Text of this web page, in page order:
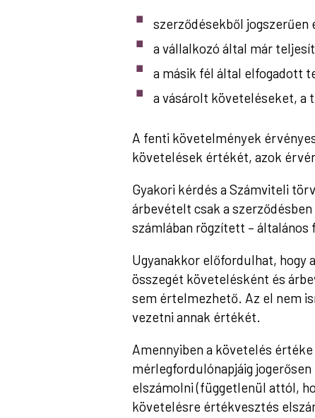
szerződésekből jogszerűen
a vállalkozó által már
a másik fél által elfogadott
a vásárolt követeléseket, a
A fenti követelmények
követelések értékét, azok
Gyakori kérdés a Számviteli
árbevételt csak a
számlában rögzített – általános
Ugyanakkor előfordulhat, hogy
összegét követelésként és
sem értelmezhető. Az el nem
vezetni annak értékét.
Amennyiben a követelés
mérlegfordulónapjáig
elszámolni (függetlenül attól,
követelésre értékvesztés